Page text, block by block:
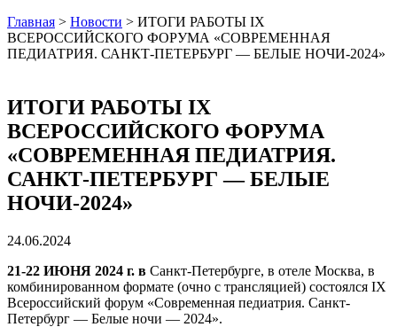
Главная > Новости > ИТОГИ РАБОТЫ IX
ВСЕРОССИЙСКОГО ФОРУМА «СОВРЕМЕННАЯ
ПЕДИАТРИЯ. САНКТ-ПЕТЕРБУРГ — БЕЛЫЕ НОЧИ-2024»
ИТОГИ РАБОТЫ IX
ВСЕРОССИЙСКОГО ФОРУМА
«СОВРЕМЕННАЯ ПЕДИАТРИЯ.
САНКТ-ПЕТЕРБУРГ — БЕЛЫЕ
НОЧИ-2024»
24.06.2024
21-22 ИЮНЯ 2024 г. в Санкт-Петербурге, в отеле Москва, в
комбинированном формате (очно с трансляцией) состоялся IX
Всероссийский форум «Современная педиатрия. Санкт-
Петербург — Белые ночи — 2024».